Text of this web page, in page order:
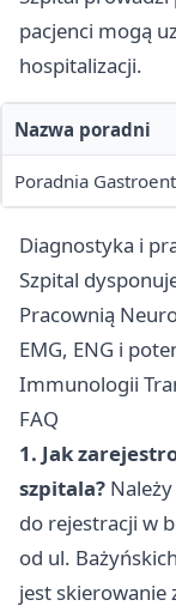
pacjenci mogą
hospitalizacji.
Nazwa poradni
Poradnia
Diagnostyka i
Szpital
Pracownią
EMG, ENG i
Immunologii
FAQ
1. Jak
szpitala?
do rejestracji w
od ul.
jest skierowanie